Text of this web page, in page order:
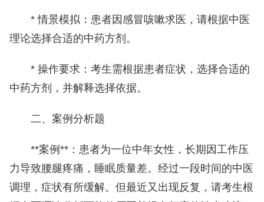
* 情景模拟：患者因感冒咳嗽求医，请根据中医
理论选择合适的中药方剂。
* 操作要求：考生需根据患者症状，选择合适的
中药方剂，并解释选择依据。
二、案例分析题
**案例**：患者为一位中年女性，长期因工作压
力导致腰腿疼痛，睡眠质量差。经过一段时间的中医
调理，症状有所缓解。但最近又出现反复，请考生根